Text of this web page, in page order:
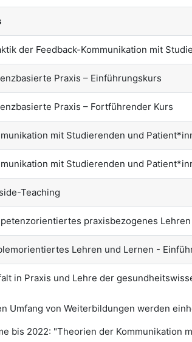
der Feedback-Kommunikation mit
Praxis – Einführungskurs
Praxis – Fortführender Kurs
mit Studierenden und
mit Studierenden und
Teaching
praxisbezogenes
Lehren und Lernen -
in Praxis und Lehre der
Umfang von Weiterbildungen werden
bis 2022: "Theorien der Kommunikation